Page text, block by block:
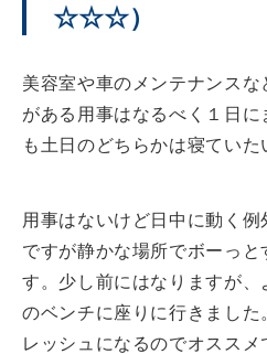
☆☆☆）
美容室や車のメンテナンス
がある用事はなるべく１日
も土日のどちらかは寝ていた
用事はないけど日中に動く
ですが静かな場所でボーっと
す。少し前にはなりますが
のベンチに座りに行きました
レッシュになるのでオススメ